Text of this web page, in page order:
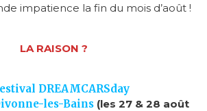
impatience la fin du mois d’août !
LA RAISON ?
DREAMCARSday
les-Bains(les 27 & 28 août